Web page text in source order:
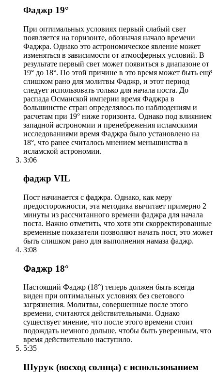
Фаджр 19°
При оптимальных условиях первый слабый свет
появляется на горизонте, обозначая начало времени
Фаджра. Однако это астрономическое явление может
изменяться в зависимости от атмосферных условий. В
результате первый свет может появиться в диапазоне от
19° до 18°. По этой причине в это время может быть ещё
слишком рано для молитвы Фаджр, и этот период
следует использовать только для начала поста. До
распада Османской империи время Фаджра в
большинстве стран определялось по наблюдениям и
расчетам при 19° ниже горизонта. Однако под влиянием
западной астрономии и пренебрежения исламскими
исследованиями время Фаджра было установлено на
18°, что ранее считалось мнением меньшинства в
исламской астрономии.
3:06
фаджр VIL
Пост начинается с фаджра. Однако, как меру
предосторожности, эта методика вычитает примерно 2
минуты из рассчитанного времени фаджра для начала
поста. Важно отметить, что хотя эти скорректированные
временные показатели позволяют начать пост, это может
быть слишком рано для выполнения намаза фаджр.
3:08
Фаджр 18°
Настоящий Фаджр (18°) теперь должен быть всегда
виден при оптимальных условиях без светового
загрязнения. Молитвы, совершенные после этого
времени, считаются действительными. Однако
существует мнение, что после этого времени стоит
подождать немного дольше, чтобы быть уверенным, что
время действительно наступило.
5:35
Шурук (восход солнца) с использованием